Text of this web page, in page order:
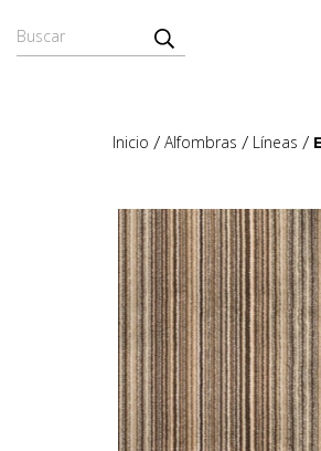
Inicio / Alfombras / Líneas /